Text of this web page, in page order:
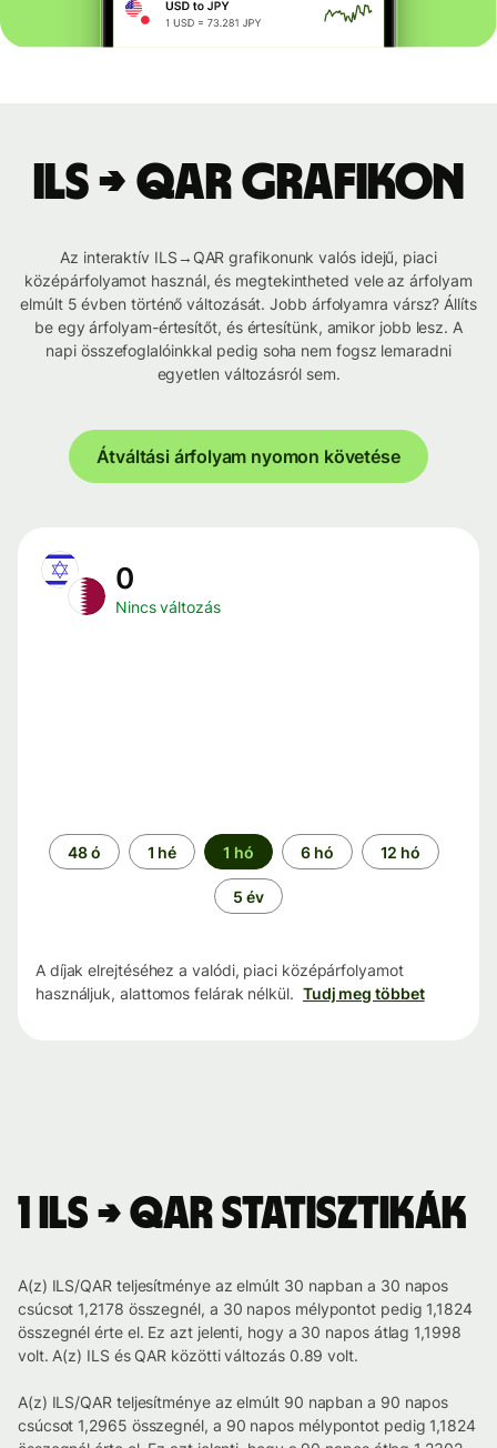
ILS → QAR grafikon
Az interaktív ILS→QAR grafikonunk valós idejű, piaci
középárfolyamot használ, és megtekintheted vele az árfolyam
elmúlt 5 évben történő változását. Jobb árfolyamra vársz? Állíts
be egy árfolyam-értesítőt, és értesítünk, amikor jobb lesz. A
napi összefoglalóinkkal pedig soha nem fogsz lemaradni
egyetlen változásról sem.
Átváltási árfolyam nyomon követése
0
Nincs változás
Időszak
48 ó 1 hé 1 hó 6 hó 12 hó
5 év
A díjak elrejtéséhez a valódi, piaci középárfolyamot
használjuk, alattomos felárak nélkül. Tudj meg többet
1 ILS → QAR statisztikák
A(z) ILS/QAR teljesítménye az elmúlt 30 napban a 30 napos
csúcsot 1,2178 összegnél, a 30 napos mélypontot pedig 1,1824
összegnél érte el. Ez azt jelenti, hogy a 30 napos átlag 1,1998
volt. A(z) ILS és QAR közötti változás 0.89 volt.
A(z) ILS/QAR teljesítménye az elmúlt 90 napban a 90 napos
csúcsot 1,2965 összegnél, a 90 napos mélypontot pedig 1,1824